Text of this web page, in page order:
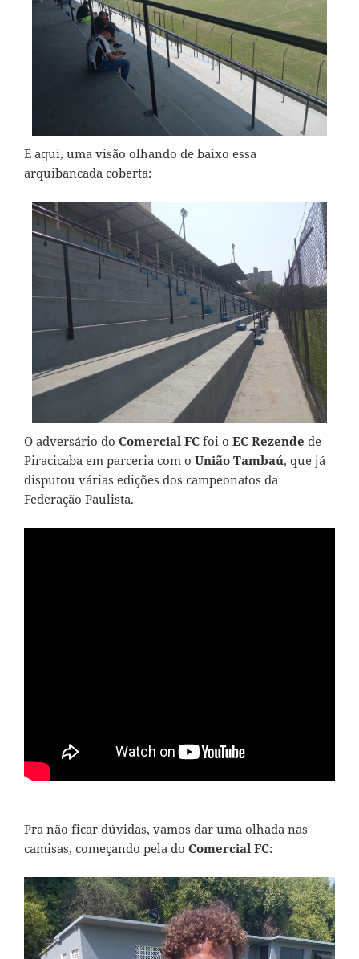
E aqui, uma visão olhando de baixo essa
arquibancada coberta:
O adversário do Comercial FC foi o EC Rezende de
Piracicaba em parceria com o União Tambaú, que já
disputou várias edições dos campeonatos da
Federação Paulista.
Pra não ficar dúvidas, vamos dar uma olhada nas
camisas, começando pela do Comercial FC: